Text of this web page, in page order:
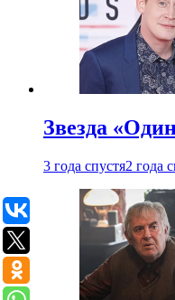
Звезда
3 года спустя2 года